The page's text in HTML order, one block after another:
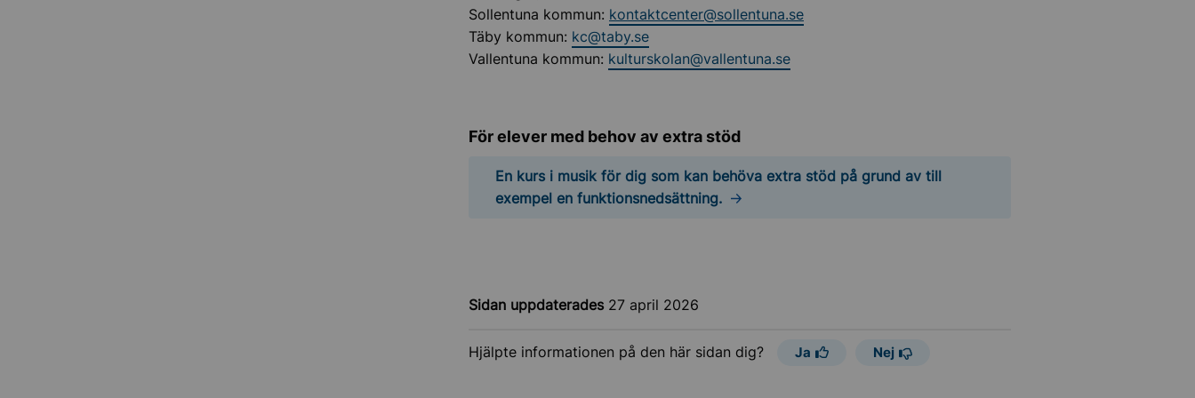
Sollentuna kommun: kontaktcenter@sollentuna.se
Täby kommun: kc@taby.se
Vallentuna kommun: kulturskolan@vallentuna.se
För elever med behov av extra stöd
En kurs i musik för dig som kan behöva extra stöd på grund av till
exempel en funktionsnedsättning.
Sidan uppdaterades 27 april 2026
Hjälpte informationen på den här sidan dig? Ja Nej